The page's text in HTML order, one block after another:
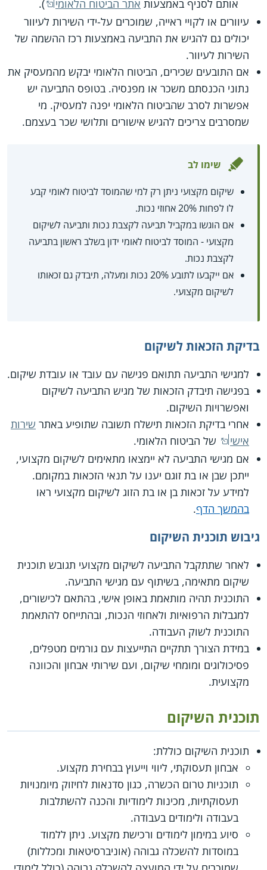
אותם לסניף באמצעות אתר הביטוח הלאומי
).
עיוורים או לקויי ראייה, שמוכרים על-ידי השירות לעיוור
יכולים גם להגיש את התביעה באמצעות רכז ההשמה של
השירות לעיוור.
אם התובעים שכירים, הביטוח הלאומי יבקש מהמעסיק את
נתוני הכנסתם משכר או מפנסיה. בטופס התביעה יש
אפשרות לסרב שהביטוח הלאומי יפנה למעסיק. מי
שמסרבים צריכים להגיש אישורים ותלושי שכר בעצמם.
שימו לב
שיקום מקצועי ניתן רק למי שהמוסד לביטוח לאומי קבע
לו לפחות 20% אחוזי נכות.
אם הוגשו במקביל תביעה לקצבת נכות ותביעה לשיקום
מקצועי - המוסד לביטוח לאומי ידון בשלב ראשון בתביעה
לקצבת נכות.
אם ייקבעו לתובע 20% נכות ומעלה, תיבדק גם זכאותו
לשיקום מקצועי.
בדיקת הזכאות לשיקום
למגישי התביעה תתואם פגישה עם עובד או עובדת שיקום.
בפגישה תיבדק הזכאות של מגיש התביעה לשיקום
ואפשרויות השיקום.
אחרי בדיקת הזכאות תישלח תשובה שתופיע באתר שירות
אישי
של הביטוח הלאומי.
אם מגישי התביעה לא יימצאו מתאימים לשיקום מקצועי,
ייתכן שבן או בת זוגם יענו על תנאי הזכאות במקומם.
למידע על זכאות בן או בת הזוג לשיקום מקצועי ראו
בהמשך הדף.
גיבוש תוכנית השיקום
לאחר שתתקבל התביעה לשיקום מקצועי תגובש תוכנית
שיקום מתאימה, בשיתוף עם מגישי התביעה.
התוכנית תהיה מותאמת באופן אישי, בהתאם לכישורים,
למגבלות הרפואיות ולאחוזי הנכות, ובהתייחס להתאמת
התוכנית לשוק העבודה.
במידת הצורך תתקיים התייעצות עם גורמים מטפלים,
פסיכולוגים ומומחי שיקום, ועם שירותי אבחון והכוונה
מקצועית.
תוכנית השיקום
תוכנית השיקום כוללת:
אבחון תעסוקתי, ליווי וייעוץ בבחירת מקצוע.
תוכניות טרום הכשרה, כגון סדנאות לחיזוק מיומנויות
תעסוקתיות, מכינות לימודיות והכנה להשתלבות
בעבודה ולימודים בעבודה.
סיוע במימון לימודים ורכישת מקצוע. ניתן ללמוד
במוסדות להשכלה גבוהה (אוניברסיטאות ומכללות)